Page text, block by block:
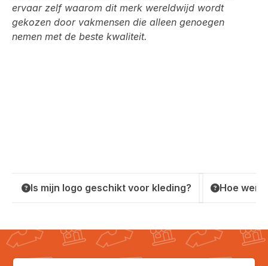
ervaar zelf waarom dit merk wereldwijd wordt
gekozen door vakmensen die alleen genoegen
nemen met de beste kwaliteit.
Is mijn logo geschikt voor kleding? Hoe